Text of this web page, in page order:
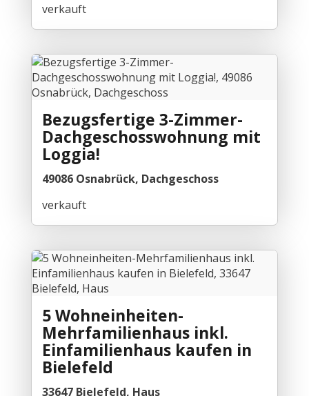
verkauft
Bezugsfertige 3-Zimmer-
Dachgeschosswohnung mit
Loggia!
49086 Osnabrück, Dachgeschoss
verkauft
5 Wohneinheiten-
Mehrfamilienhaus inkl.
Einfamilienhaus kaufen in
Bielefeld
33647 Bielefeld, Haus